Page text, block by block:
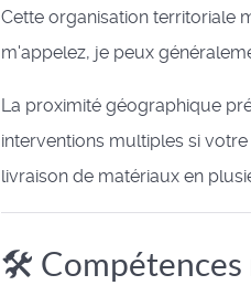
Cette organisation territoriale
m'appelez, je peux
La proximité géographique
interventions multiples si
livraison de matériaux en
🛠️ Compétences